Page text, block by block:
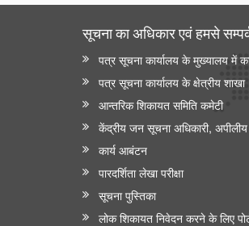
सूचना का अधिकार एवं हमसे
पत्र सूचना कार्यालय के मुख्यालय में
पत्र सूचना कार्यालय के क्षेत्रीय शाखा
आन्‍तरिक शिकायत समिति कमेटी
केंद्रीय जन सूचना अधिकारी, अपीलीय
कार्य आबंटन
पारदर्शिता लेखा परीक्षा
सूचना पुस्तिका
लोक शिकायत निवेदन करने के लिए